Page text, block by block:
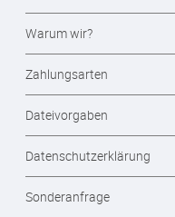
Endlosformulare
Briefpapier
Briefumschläge
Visitenkarten drucken
Eintrittskarten
Warum wir?
Zahlungsarten
Dateivorgaben
Datenschutzerklärung
Sonderanfrage